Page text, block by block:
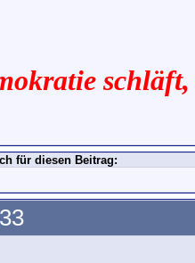
für diesen Beitrag: